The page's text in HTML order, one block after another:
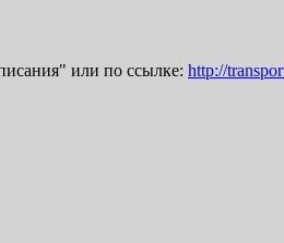
или по ссылке: http://